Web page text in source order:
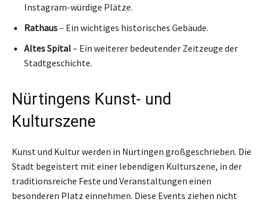
Instagram-würdige Plätze.
Rathaus– Ein wichtiges historisches Gebäude.
Altes Spital– Ein weiterer bedeutender Zeitzeuge der
Stadtgeschichte.
Nürtingens Kunst- und
Kulturszene
Kunst und Kultur werden in Nürtingen großgeschrieben. Die
Stadt begeistert mit einer lebendigen Kulturszene, in der
traditionsreiche Feste und Veranstaltungen einen
besonderen Platz einnehmen. Diese Events ziehen nicht